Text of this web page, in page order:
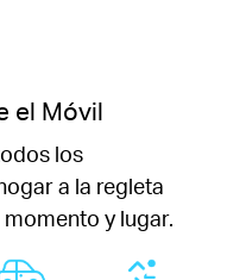
el Móvil
los
a la regleta
y lugar.